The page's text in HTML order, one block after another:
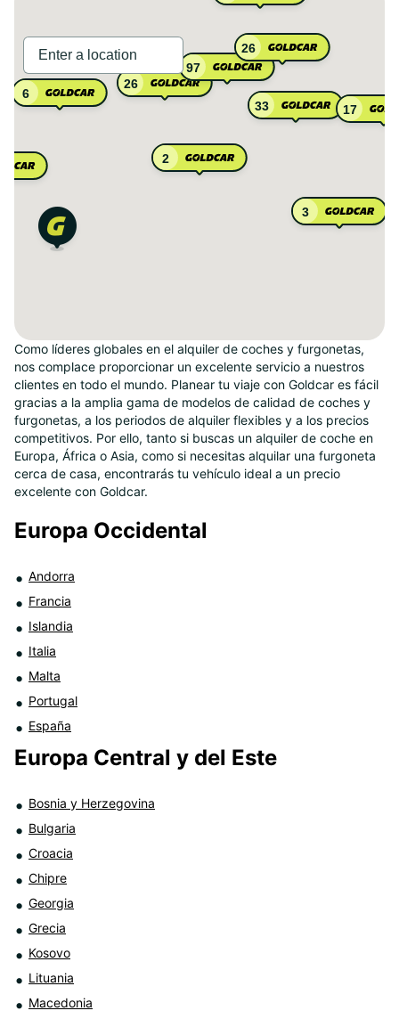
2
26
97
33
26
3
6
17
Como líderes globales en el alquiler de coches y furgonetas,
nos complace proporcionar un excelente servicio a nuestros
clientes en todo el mundo. Planear tu viaje con Goldcar es fácil
gracias a la amplia gama de modelos de calidad de coches y
furgonetas, a los periodos de alquiler flexibles y a los precios
competitivos. Por ello, tanto si buscas un alquiler de coche en
Europa, África o Asia, como si necesitas alquilar una furgoneta
cerca de casa, encontrarás tu vehículo ideal a un precio
excelente con Goldcar.
Europa Occidental
Andorra
Francia
Islandia
Italia
Malta
Portugal
España
Europa Central y del Este
Bosnia y Herzegovina
Bulgaria
Croacia
Chipre
Georgia
Grecia
Kosovo
Lituania
Macedonia